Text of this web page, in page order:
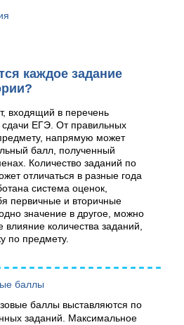
каждое задание
входящий в перечень
сдачи ЕГЭ. От правильных
напрямую может
балл, полученный
Количество заданий по
отличаться в разные года
система оценок,
первичные и вторичные
значение в другое, можно
влияние количества заданий,
по предмету.
баллы выставляются по
заданий. Максимальное
баллы